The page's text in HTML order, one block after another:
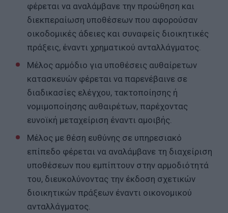
φέρεται να αναλάμβανε την προώθηση και
διεκπεραίωση υποθέσεων που αφορούσαν
οικοδομικές άδειες και συναφείς διοικητικές
πράξεις, έναντι χρηματικού ανταλλάγματος.
Μέλος αρμόδιο για υποθέσεις αυθαίρετων
κατασκευών φέρεται να παρενέβαινε σε
διαδικασίες ελέγχου, τακτοποίησης ή
νομιμοποίησης αυθαιρέτων, παρέχοντας
ευνοϊκή μεταχείριση έναντι αμοιβής.
Μέλος με θέση ευθύνης σε υπηρεσιακό
επίπεδο φέρεται να αναλάμβανε τη διαχείριση
υποθέσεων που εμπίπτουν στην αρμοδιότητά
του, διευκολύνοντας την έκδοση σχετικών
διοικητικών πράξεων έναντι οικονομικού
ανταλλάγματος.